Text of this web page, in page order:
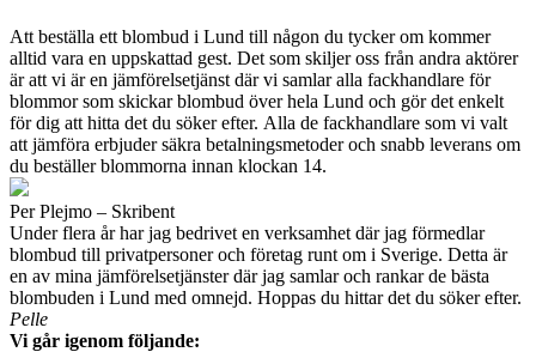
Att beställa ett blombud i Lund till någon du tycker om kommer
alltid vara en uppskattad gest. Det som skiljer oss från andra aktörer
är att vi är en jämförelsetjänst där vi samlar alla fackhandlare för
blommor som skickar blombud över hela Lund och gör det enkelt
för dig att hitta det du söker efter. Alla de fackhandlare som vi valt
att jämföra erbjuder säkra betalningsmetoder och snabb leverans om
du beställer blommorna innan klockan 14.
Per Plejmo – Skribent
Under flera år har jag bedrivet en verksamhet där jag förmedlar
blombud till privatpersoner och företag runt om i Sverige. Detta är
en av mina jämförelsetjänster där jag samlar och rankar de bästa
blombuden i Lund med omnejd. Hoppas du hittar det du söker efter.
Pelle
Vi går igenom följande: